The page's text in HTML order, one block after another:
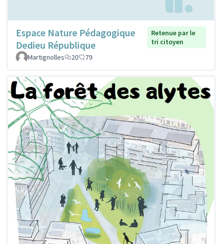
Espace Nature Pédagogique
Dedieu République
Retenue par le
tri citoyen
Martignolles
20 79